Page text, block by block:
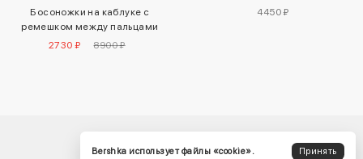
Босоножки на каблуке с
ремешком между пальцами
2730 ₽
8900 ₽
4450 ₽
Bershka использует файлы «cookie».
Принять